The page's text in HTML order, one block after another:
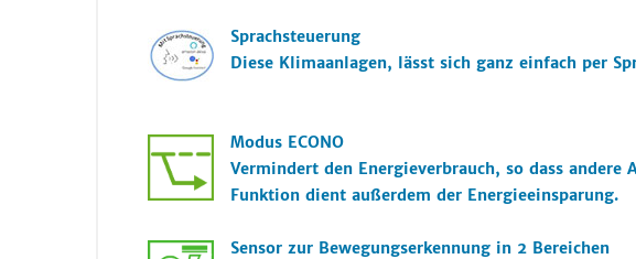
Sprachsteuerung
Diese Klimaanlagen, lässt sich ganz einfach per
Modus ECONO
Vermindert den Energieverbrauch, so dass
Funktion dient außerdem der Energieeinsparung.
Sensor zur Bewegungserkennung in 2 Bereichen